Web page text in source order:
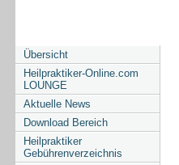
Übersicht
Heilpraktiker-Online.com
LOUNGE
Aktuelle News
Download Bereich
Heilpraktiker
Gebührenverzeichnis